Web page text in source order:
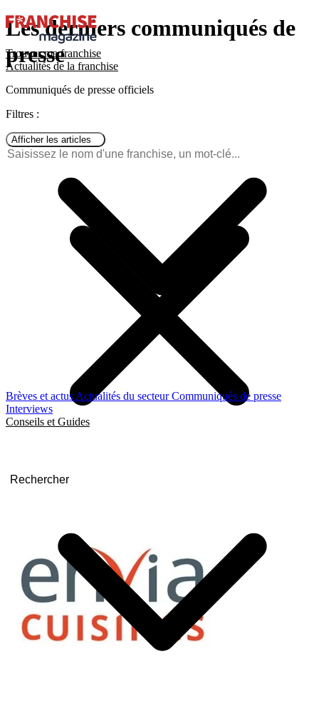
Trouver ma franchise
Actualités de la franchise
Brèves et actusActualités du secteurCommuniqués de presse
Interviews
Conseils et Guides
Les derniers communiqués de
presse
Communiqués de presse officiels
Filtres :
Afficher les articles
Rechercher